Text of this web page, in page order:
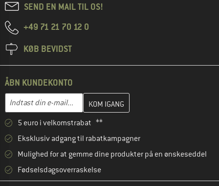
SEND EN MAIL TIL OS!
+49 71 21 70 12 0
KØB BEVIDST
ÅBN KUNDEKONTO
E-mail-adresse
Indtast din e-mailadresse her, og opret i næste trin din
5 euro i velkomstrabat **
Eksklusiv adgang til rabatkampagner
Mulighed for at gemme dine produkter på en ønskeseddel
Fødselsdagsoverraskelse